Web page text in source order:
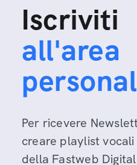
Iscriviti
all'area
Per ricevere
creare playlist
della Fastweb